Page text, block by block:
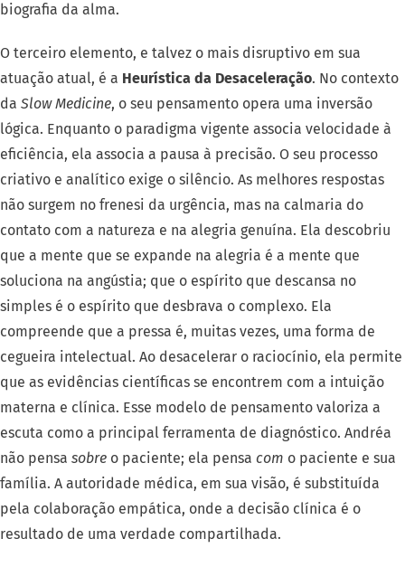
biografia da alma.
O terceiro elemento, e talvez o mais disruptivo em sua
atuação atual, é a Heurística da Desaceleração. No contexto
da Slow Medicine, o seu pensamento opera uma inversão
lógica. Enquanto o paradigma vigente associa velocidade à
eficiência, ela associa a pausa à precisão. O seu processo
criativo e analítico exige o silêncio. As melhores respostas
não surgem no frenesi da urgência, mas na calmaria do
contato com a natureza e na alegria genuína. Ela descobriu
que a mente que se expande na alegria é a mente que
soluciona na angústia; que o espírito que descansa no
simples é o espírito que desbrava o complexo. Ela
compreende que a pressa é, muitas vezes, uma forma de
cegueira intelectual. Ao desacelerar o raciocínio, ela permite
que as evidências científicas se encontrem com a intuição
materna e clínica. Esse modelo de pensamento valoriza a
escuta como a principal ferramenta de diagnóstico. Andréa
não pensa sobre o paciente; ela pensa com o paciente e sua
família. A autoridade médica, em sua visão, é substituída
pela colaboração empática, onde a decisão clínica é o
resultado de uma verdade compartilhada.